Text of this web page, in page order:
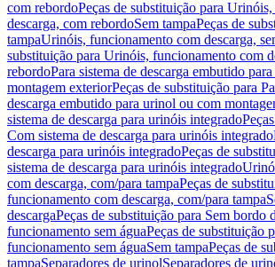
com rebordoPeças de substituição para
descarga, com rebordoSem tampaPeças de
tampaUrinóis, funcionamento com descarga,
substituição para Urinóis, funcionamento com
rebordoPara sistema de descarga embutido
montagem exteriorPeças de substituição para
descarga embutido para urinol ou com
sistema de descarga para urinóis integrado
Com sistema de descarga para urinóis integrado
descarga para urinóis integradoPeças de
sistema de descarga para urinóis integrado
com descarga, com/para tampaPeças de
funcionamento com descarga, com/para tampa
descargaPeças de substituição para Sem bordo
funcionamento sem águaPeças de substituição
funcionamento sem águaSem tampaPeças de
tampaSeparadores de urinolSeparadores de